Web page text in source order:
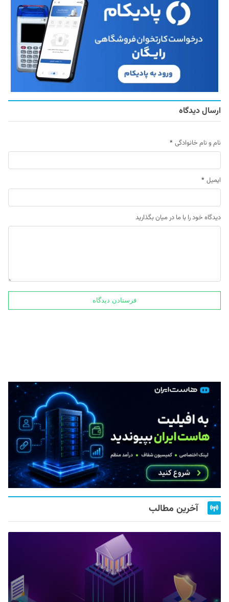
ارسال دیدگاه
نام و نام خانوادگی *
ایمیل *
دیدگاه خود را با ما در میان بگذارید
آخرین مطالب